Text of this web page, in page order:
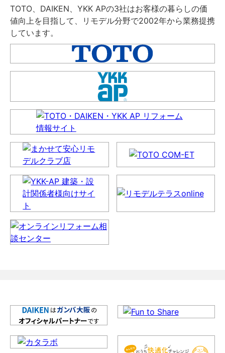
TOTO、DAIKEN、YKK APの3社はお客様の暮らしの価
値向上を目指して、リモデル分野で2002年から業務提携
しています。